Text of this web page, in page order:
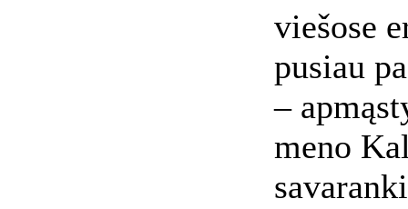
viešose
pusiau
–
meno